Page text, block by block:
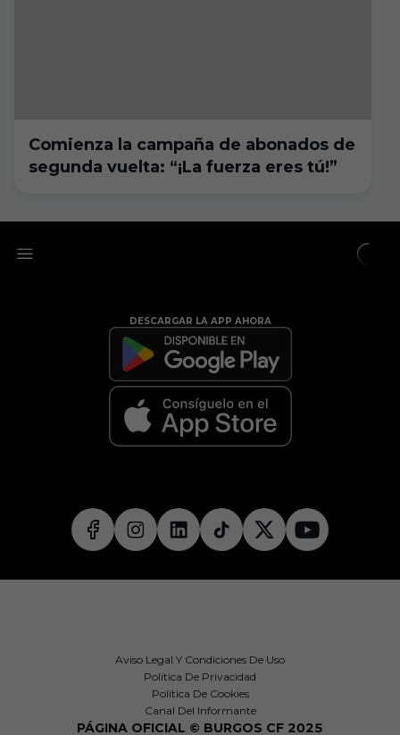
Comienza la campaña de abonados de
segunda vuelta: “¡La fuerza eres tú!”
DESCARGAR LA APP AHORA
Aviso Legal Y Condiciones De Uso
Política De Privacidad
Política De Cookies
Canal Del Informante
PÁGINA OFICIAL © BURGOS CF 2025